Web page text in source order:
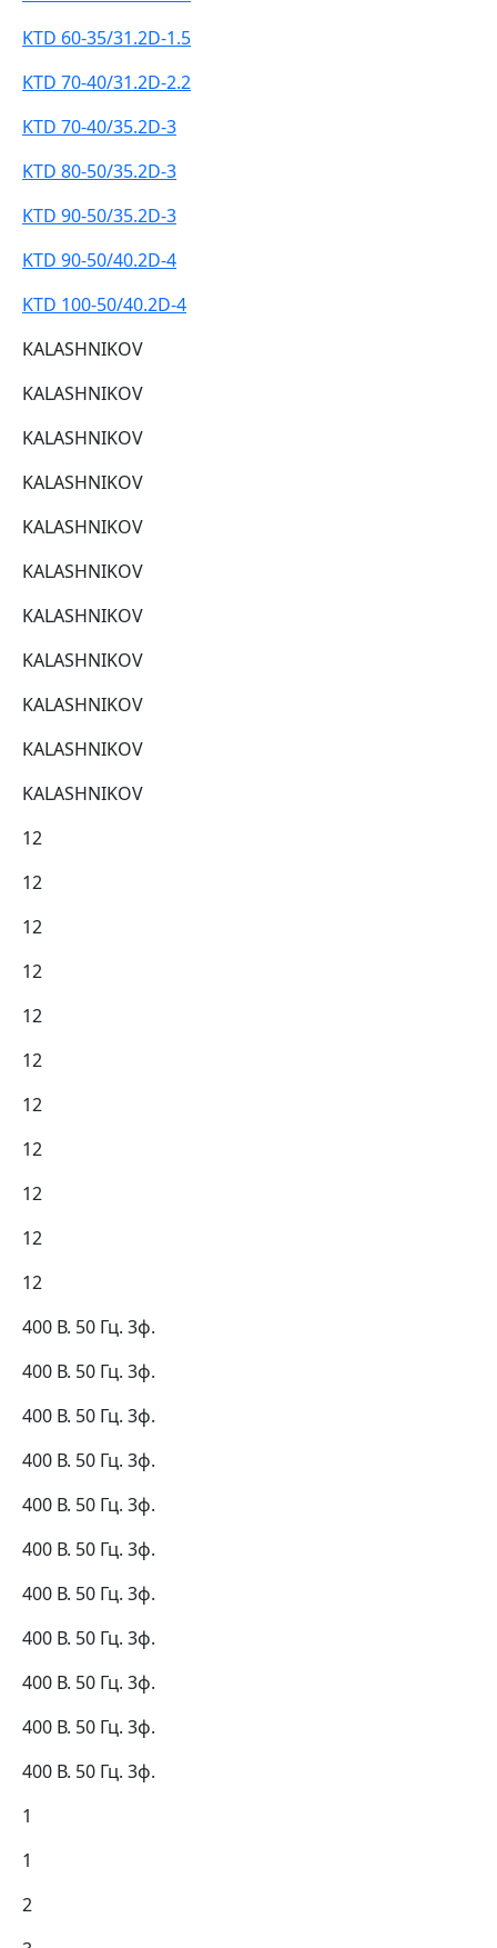
KTD 60-35/31.2D-1.5
KTD 70-40/31.2D-2.2
KTD 70-40/35.2D-3
KTD 80-50/35.2D-3
KTD 90-50/35.2D-3
KTD 90-50/40.2D-4
KTD 100-50/40.2D-4
KALASHNIKOV
KALASHNIKOV
KALASHNIKOV
KALASHNIKOV
KALASHNIKOV
KALASHNIKOV
KALASHNIKOV
KALASHNIKOV
KALASHNIKOV
KALASHNIKOV
KALASHNIKOV
12
12
12
12
12
12
12
12
12
12
12
400 В. 50 Гц. 3ф.
400 В. 50 Гц. 3ф.
400 В. 50 Гц. 3ф.
400 В. 50 Гц. 3ф.
400 В. 50 Гц. 3ф.
400 В. 50 Гц. 3ф.
400 В. 50 Гц. 3ф.
400 В. 50 Гц. 3ф.
400 В. 50 Гц. 3ф.
400 В. 50 Гц. 3ф.
400 В. 50 Гц. 3ф.
1
1
2